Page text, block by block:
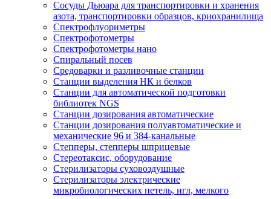
Сосуды Дьюара для транспортировки и хранения
азота, транспортировки образцов, криохранилища
Спектрофлуориметры
Спектрофотометры
Спектрофотометры нано
Спиральный посев
Средоварки и разливочные станции
Станции выделения НК и белков
Станции для автоматической подготовки
библиотек NGS
Станции дозирования автоматические
Станции дозирования полуавтоматические и
механические 96 и 384-канальные
Степперы, степперы шприцевые
Стереотаксис, оборудование
Стерилизаторы суховоздушные
Стерилизаторы электрические
микробиологических петель, игл, мелкого